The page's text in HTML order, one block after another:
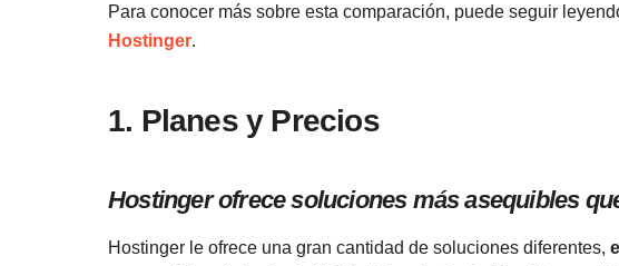
Para conocer más sobre esta comparación, puede seguir
Hostinger.
1. Planes y Precios
Hostinger ofrece soluciones más asequibles
Hostinger le ofrece una gran cantidad de soluciones diferentes,